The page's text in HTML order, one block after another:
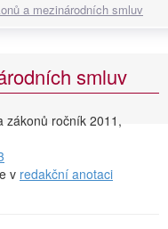
a mezinárodních smluv
smluv
zákonů ročník 2011,
v redakční anotaci